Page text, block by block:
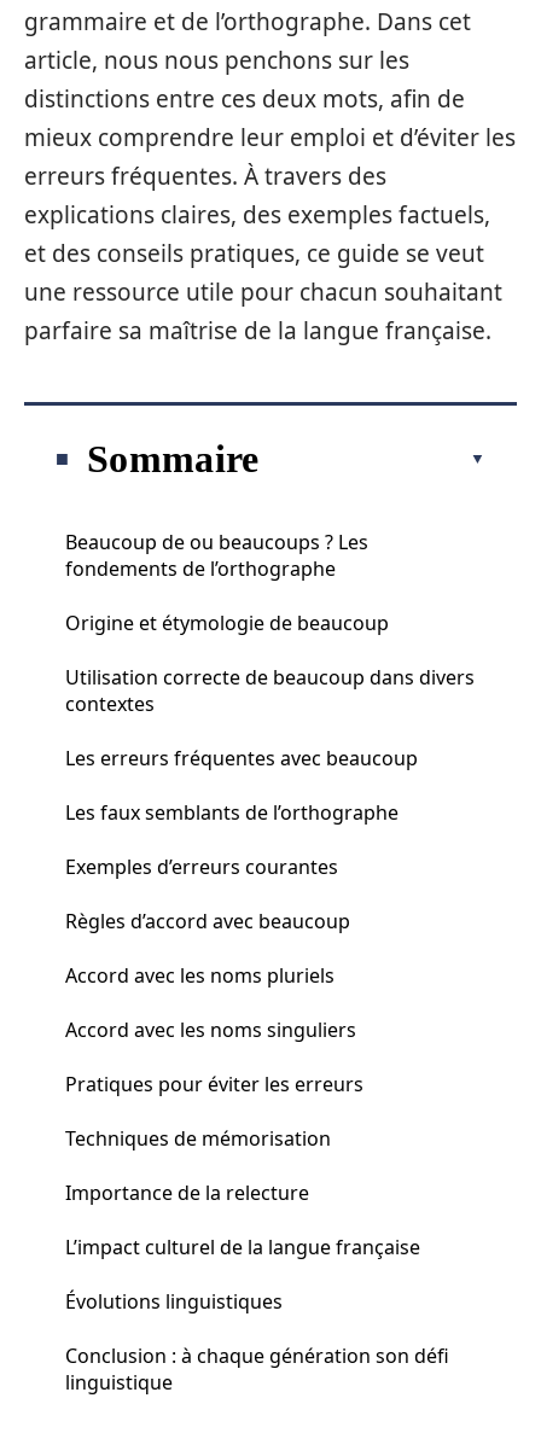
grammaire et de l’orthographe. Dans cet
article, nous nous penchons sur les
distinctions entre ces deux mots, afin de
mieux comprendre leur emploi et d’éviter les
erreurs fréquentes. À travers des
explications claires, des exemples factuels,
et des conseils pratiques, ce guide se veut
une ressource utile pour chacun souhaitant
parfaire sa maîtrise de la langue française.
Sommaire
Beaucoup de ou beaucoups ? Les
fondements de l’orthographe
Origine et étymologie de beaucoup
Utilisation correcte de beaucoup dans divers
contextes
Les erreurs fréquentes avec beaucoup
Les faux semblants de l’orthographe
Exemples d’erreurs courantes
Règles d’accord avec beaucoup
Accord avec les noms pluriels
Accord avec les noms singuliers
Pratiques pour éviter les erreurs
Techniques de mémorisation
Importance de la relecture
L’impact culturel de la langue française
Évolutions linguistiques
Conclusion : à chaque génération son défi
linguistique